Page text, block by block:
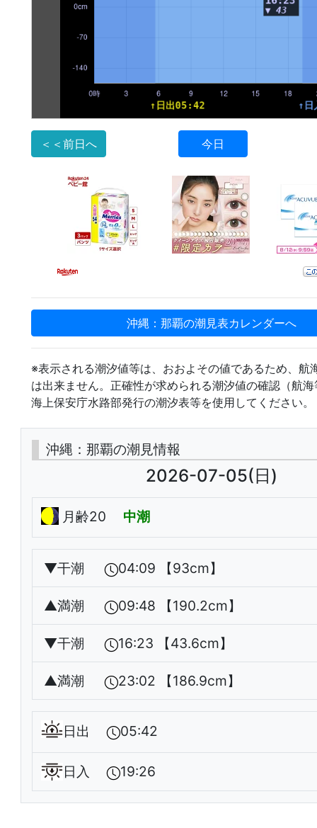
＜＜前日へ 今日
沖縄：那覇の潮見表カレンダーへ
※表示される潮汐値等は、おおよその値であるため、航
は出来ません。正確性が求められる潮汐値の確認（航
海上保安庁水路部発行の潮汐表等を使用してください。
沖縄：那覇の潮見情報
2026-07-05(日)
月齢20 中潮
▼干潮 04:09 【93cm】
▲満潮 09:48 【190.2cm】
▼干潮 16:23 【43.6cm】
▲満潮 23:02 【186.9cm】
日出 05:42
日入 19:26